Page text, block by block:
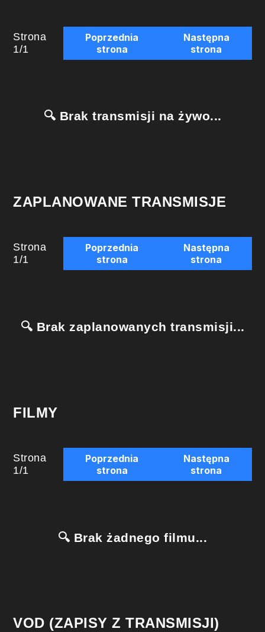
Strona
1/1
Poprzednia
strona
Następna
strona
🔍 Brak transmisji na żywo...
ZAPLANOWANE TRANSMISJE
Strona
1/1
Poprzednia
strona
Następna
strona
🔍 Brak zaplanowanych transmisji...
FILMY
Strona
1/1
Poprzednia
strona
Następna
strona
🔍 Brak żadnego filmu...
VOD (ZAPISY Z TRANSMISJI)